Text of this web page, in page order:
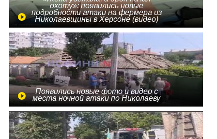
охоту»: появились новые
подробности атаки на фермера из
Николаевщины в Херсоне (видео)
Появились новые фото и видео с
места ночной атаки по Николаеву